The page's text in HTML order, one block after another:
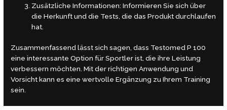
Zusätzliche Informationen: Informieren Sie sich über
die Herkunft und die Tests, die das Produkt durchlaufen
hat.
Zusammenfassend lässt sich sagen, dass Testomed P 100
eine interessante Option für Sportler ist, die ihre Leistung
verbessern möchten. Mit der richtigen Anwendung und
Vorsicht kann es eine wertvolle Ergänzung zu Ihrem Training
sein.